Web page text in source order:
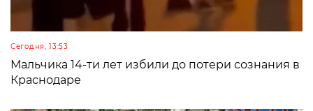
Сегодня, 13:53
Мальчика 14-ти лет избили до потери сознания в
Краснодаре